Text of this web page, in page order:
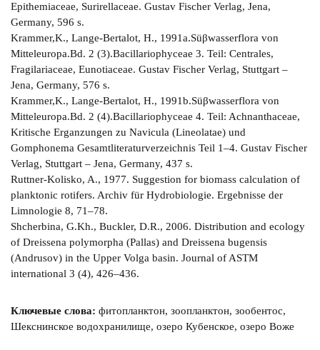
Epithemiaceae, Surirellaceae. Gustav Fischer Verlag, Jena,
Germany, 596 s.
Krammer,K., Lange-Bertalot, H., 1991a.Süβwasserflora von
Mitteleuropa.Bd. 2 (3).Bacillariophyceae 3. Teil: Centrales,
Fragilariaceae, Eunotiaceae. Gustav Fischer Verlag, Stuttgart –
Jena, Germany, 576 s.
Krammer,K., Lange-Bertalot, H., 1991b.Süβwasserflora von
Mitteleuropa.Bd. 2 (4).Bacillariophyceae 4. Teil: Achnanthaceae,
Kritische Erganzungen zu Navicula (Lineolatae) und
Gomphonema Gesamtliteraturverzeichnis Teil 1–4. Gustav Fischer
Verlag, Stuttgart – Jena, Germany, 437 s.
Ruttner-Kolisko, A., 1977. Suggestion for biomass calculation of
planktonic rotifers. Archiv für Hydrobiologie. Ergebnisse der
Limnologie 8, 71–78.
Shcherbina, G.Kh., Buckler, D.R., 2006. Distribution and ecology
of Dreissena polymorpha (Pallas) and Dreissena bugensis
(Andrusov) in the Upper Volga basin. Journal of ASTM
international 3 (4), 426–436.
Ключевые слова: фитопланктон, зоопланктон, зообентос,
Шекснинское водохранилище, озеро Кубенское, озеро Воже